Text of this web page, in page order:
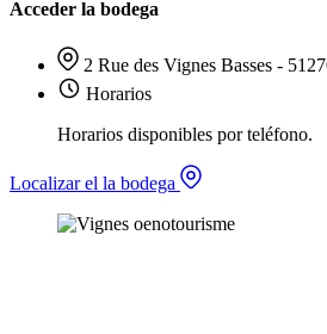
Acceder la bodega
2 Rue des Vignes Basses -
Horarios
Horarios disponibles por teléfono.
Localizar el la bodega